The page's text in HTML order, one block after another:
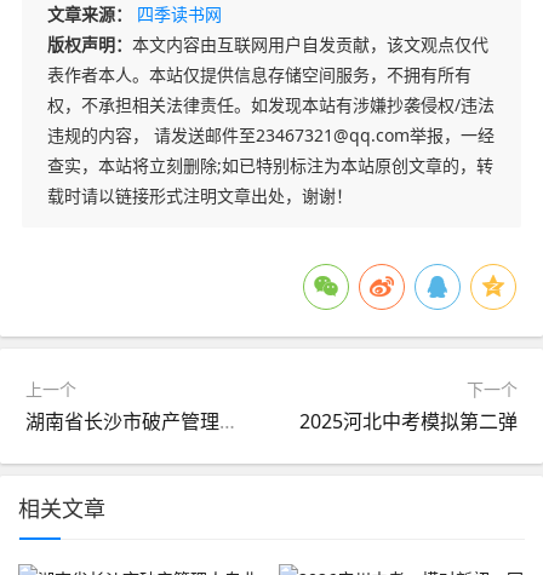
文章来源：
四季读书网
版权声明： 本文内容由互联网用户自发贡献，该文观点仅代
表作者本人。本站仅提供信息存储空间服务，不拥有所有
权，不承担相关法律责任。如发现本站有涉嫌抄袭侵权/违法
违规的内容， 请发送邮件至23467321@qq.com举报，一经
查实，本站将立刻删除;如已特别标注为本站原创文章的，转
载时请以链接形式注明文章出处，谢谢！
上一个
湖南省长沙市破产管理人专业能力测试真题
下一个
2025河北中考模拟第二弹
相关文章